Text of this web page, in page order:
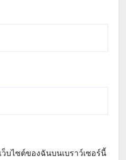
บไซต์ของฉันบนเบราว์เซอร์นี้